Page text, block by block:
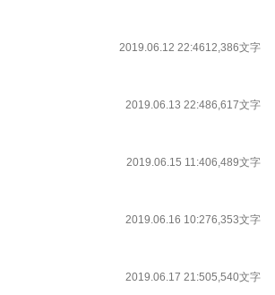
2019.06.12 22:4612,386文字
2019.06.13 22:486,617文字
2019.06.15 11:406,489文字
2019.06.16 10:276,353文字
2019.06.17 21:505,540文字